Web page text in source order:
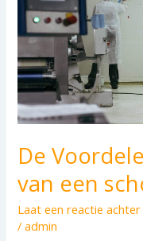
De
van een
Laat een reactie achter
/admin
van
een
schoonmaakbedrijf